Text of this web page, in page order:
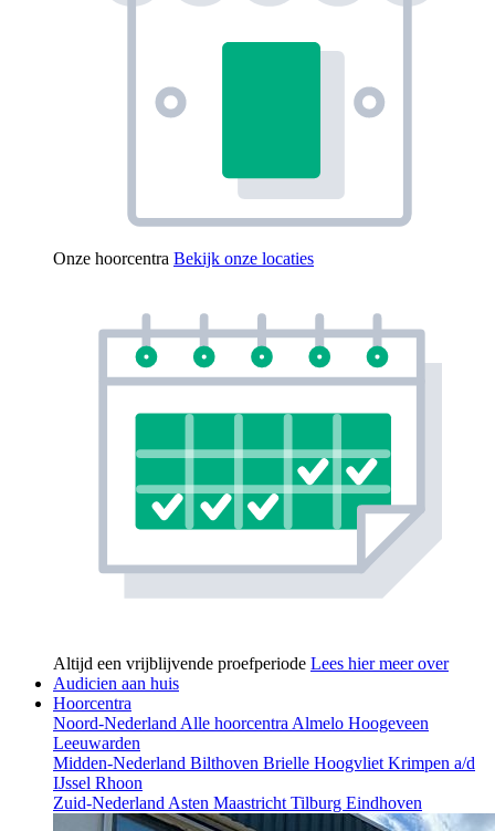
Onze hoorcentra Bekijk onze locaties
Altijd een vrijblijvende proefperiode Lees hier meer over
Audicien aan huis
Hoorcentra
Noord-NederlandAlle hoorcentraAlmelo Hoogeveen
Leeuwarden
Midden-Nederland Bilthoven Brielle HoogvlietKrimpen a/d
IJssel Rhoon
Zuid-NederlandAsten MaastrichtTilburg Eindhoven